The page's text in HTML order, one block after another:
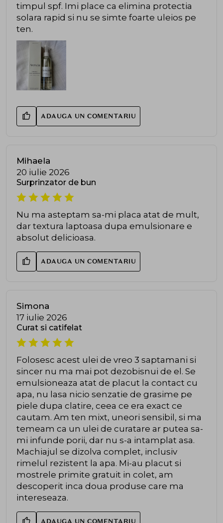
timpul spf. Imi place ca elimina protectia
solara rapid si nu se simte foarte uleios pe
ten.
ADAUGA UN COMENTARIU
Mihaela
20 iulie 2026
Surprinzator de bun
Nu ma asteptam sa-mi placa atat de mult,
dar textura laptoasa dupa emulsionare e
absolut delicioasa.
ADAUGA UN COMENTARIU
Simona
17 iulie 2026
Curat si catifelat
Folosesc acest ulei de vreo 3 saptamani si
sincer nu ma mai pot dezobisnui de el. Se
emulsioneaza atat de placut la contact cu
apa, nu lasa nicio senzatie de grasime pe
piele dupa clatire, ceea ce era exact ce
cautam. Am ten mixt, uneori sensibil, si ma
temeam ca un ulei de curatare ar putea sa-
mi infunde porii, dar nu s-a intamplat asa.
Machiajul se dizolva complet, inclusiv
rimelul rezistent la apa. Mi-au placut si
mostrele primite gratuit in colet, am
descoperit inca doua produse care ma
intereseaza.